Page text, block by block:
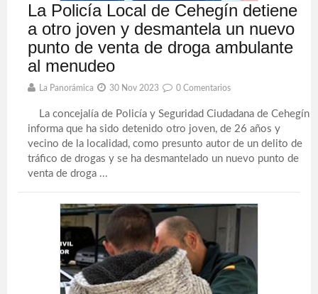
La Policía Local de Cehegín detiene
a otro joven y desmantela un nuevo
punto de venta de droga ambulante
al menudeo
La Panorámica 30 Nov 2023 0 Comentarios
La concejalía de Policía y Seguridad Ciudadana de Cehegín
informa que ha sido detenido otro joven, de 26 años y
vecino de la localidad, como presunto autor de un delito de
tráfico de drogas y se ha desmantelado un nuevo punto de
venta de droga ...